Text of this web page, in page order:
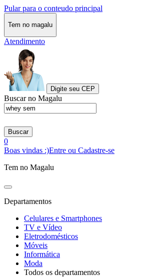
Pular para o conteudo principal
Tem no magalu
Atendimento
Digite seu CEP
Buscar no Magalu
Buscar
0
Boas vindas :)Entre ou Cadastre-se
Tem no Magalu
Departamentos
Celulares e Smartphones
TV e Vídeo
Eletrodomésticos
Móveis
Informática
Moda
Todos os departamentos